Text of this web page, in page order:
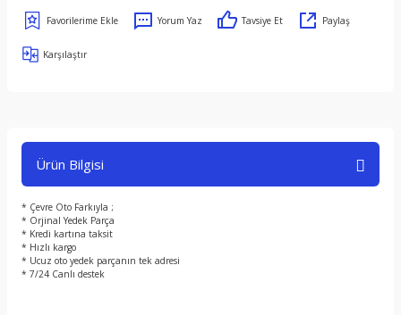
Yorum Yaz Tavsiye Et Paylaş
Karşılaştır
Ürün Bilgisi
* Çevre Oto Farkıyla ;
* Orjinal Yedek Parça
* Kredi kartına taksit
* Hızlı kargo
* Ucuz oto yedek parçanın tek adresi
* 7/24 Canlı destek